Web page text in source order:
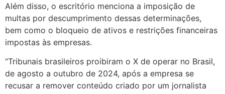
Além disso, o escritório menciona a imposição de
multas por descumprimento dessas determinações,
bem como o bloqueio de ativos e restrições financeiras
impostas às empresas.
“Tribunais brasileiros proibiram o X de operar no Brasil,
de agosto a outubro de 2024, após a empresa se
recusar a remover conteúdo criado por um jornalista